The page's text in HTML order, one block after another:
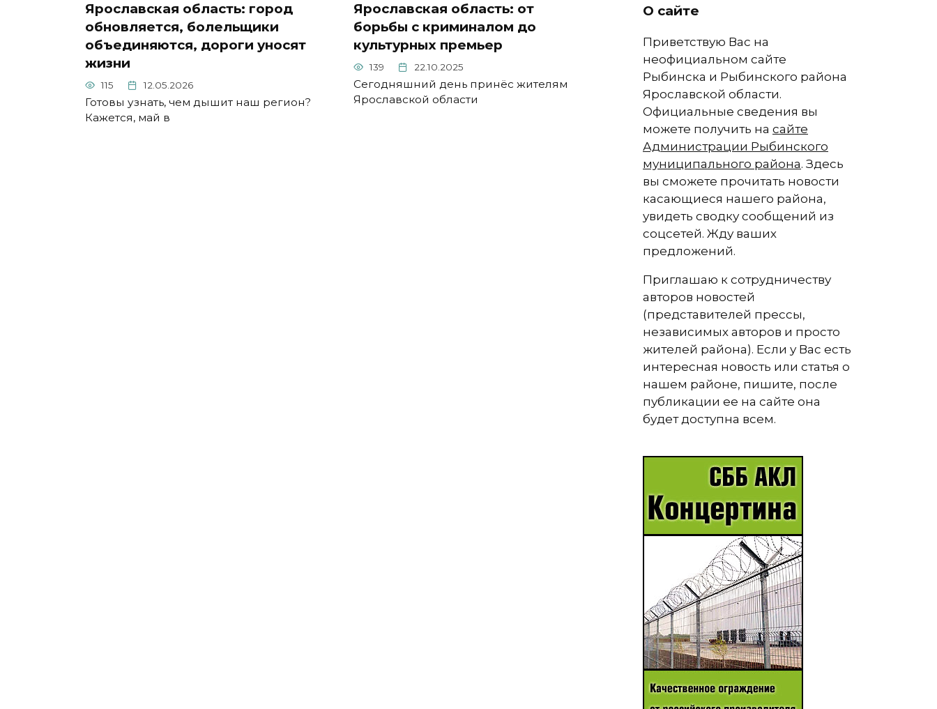
Ярославская область: город
обновляется, болельщики
объединяются, дороги уносят
жизни
115 12.05.2026
Готовы узнать, чем дышит наш регион?
Кажется, май в
Ярославская область: от
борьбы с криминалом до
культурных премьер
139 22.10.2025
Сегодняшний день принёс жителям
Ярославской области
О сайте
Приветствую Вас на
неофициальном сайте
Рыбинска и Рыбинского района
Ярославской области.
Официальные сведения вы
можете получить на сайте
Администрации Рыбинского
муниципального района. Здесь
вы сможете прочитать новости
касающиеся нашего района,
увидеть сводку сообщений из
соцсетей. Жду ваших
предложений.
Приглашаю к сотрудничеству
авторов новостей
(представителей прессы,
независимых авторов и просто
жителей района). Если у Вас есть
интересная новость или статья о
нашем районе, пишите, после
публикации ее на сайте она
будет доступна всем.